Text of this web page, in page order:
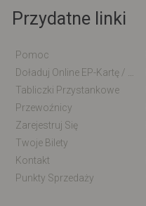
Przydatne linki
Pomoc
Tabliczki Przystankowe
Przewoźnicy
Zarejestruj Się
Twoje Bilety
Kontakt
Punkty Sprzedaży